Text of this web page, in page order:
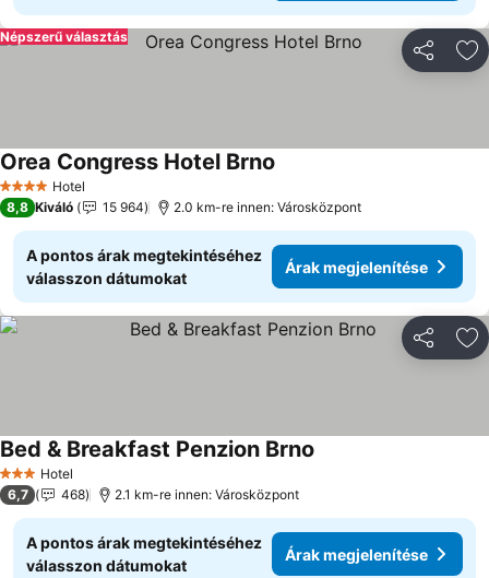
Népszerű választás
4 KategóriaHotel
Orea Congress Hotel Brno
8,8 Kiváló 15 964 2.0 km-re innen: Városközpont
A pontos árak megtekintéséhez
válasszon dátumokat
Árak megjelenítése
3 Kategória
Hotel
Bed & Breakfast Penzion Brno
6,7 468 2.1 km-re innen: Városközpont
A pontos árak megtekintéséhez
válasszon dátumokat
Árak megjelenítése